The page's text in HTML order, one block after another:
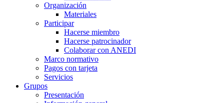
Organización
Materiales
Participar
Hacerse miembro
Hacerse patrocinador
Colaborar con ANEDI
Marco normativo
Pagos con tarjeta
Servicios
Grupos
Presentación